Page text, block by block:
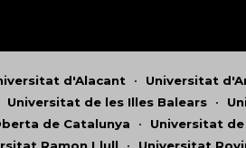
d'Alacant • Universitat
Universitat de les Illes Balears •
de Catalunya • Universitat de